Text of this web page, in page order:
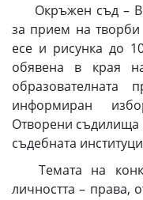
Окръжен съд –
за прием на творби
есе и рисунка до
обявена в края
образователната
информиран
Отворени съдилища
съдебната
Темата на
личността – права,